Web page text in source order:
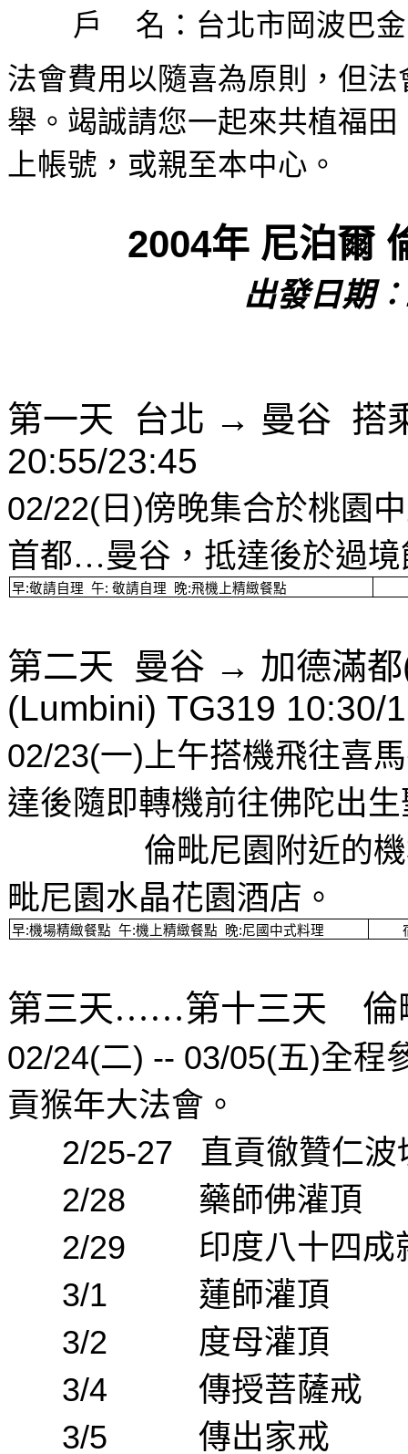
戶
名：台北市岡波巴
法會費用以隨喜為原則，但
舉。竭誠請您一起來共植福
上帳號，或親至本中心。
2004年 尼泊爾
出發日期︰
第一天 台北 → 曼谷 搭
20:55/23:45
02/22( 日 )傍晚集合於桃園
首都…曼谷，抵達後於過境
早:敬請自理 午: 敬請自理 晚:飛機上精緻餐點
第二天 曼谷 → 加德滿都
(Lumbini) TG319 10:30/
02/23(一)上午搭機飛往喜
達後隨即轉機前往佛陀出
倫毗尼園附近的
毗尼園水晶花園酒店。
早:機場精緻餐點 午:機上精緻餐點 晚:尼國中式料理
第三天……第十三天 倫
02/24(二) -- 03/05(五)全程
貢猴年大法會 。
2/25-27
直貢徹贊仁
2/28
藥師佛灌頂
2/29
印度八十四成
3/1
蓮師灌頂
3/2
度母灌頂
3/4
傳授菩薩戒
3/5
傳出家戒